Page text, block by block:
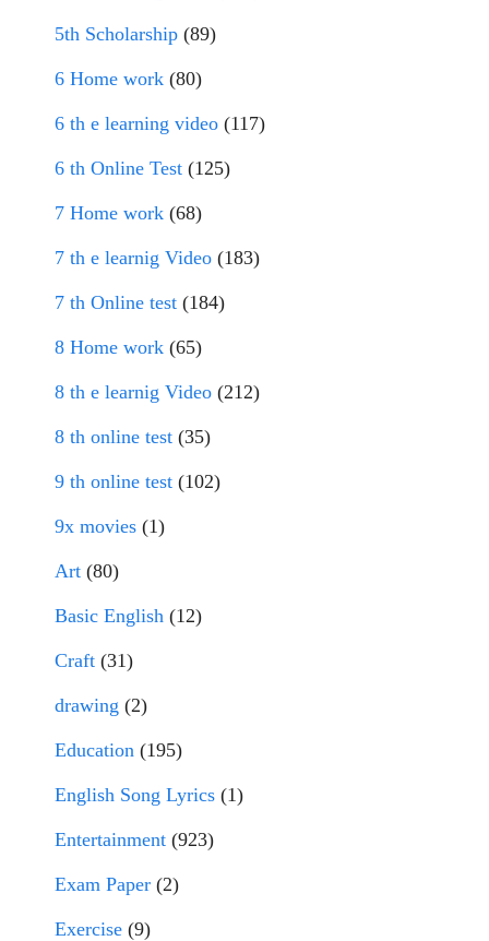
5th Scholarship (89)
6 Home work (80)
6 th e learning video (117)
6 th Online Test (125)
7 Home work (68)
7 th e learnig Video (183)
7 th Online test (184)
8 Home work (65)
8 th e learnig Video (212)
8 th online test (35)
9 th online test (102)
9x movies (1)
Art (80)
Basic English (12)
Craft (31)
drawing (2)
Education (195)
English Song Lyrics (1)
Entertainment (923)
Exam Paper (2)
Exercise (9)